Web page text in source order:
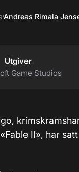
Andreas Rimala
Utgiver
Game Studios
II», har